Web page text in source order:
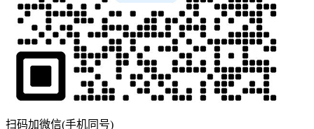
扫码加微信(手机同号)